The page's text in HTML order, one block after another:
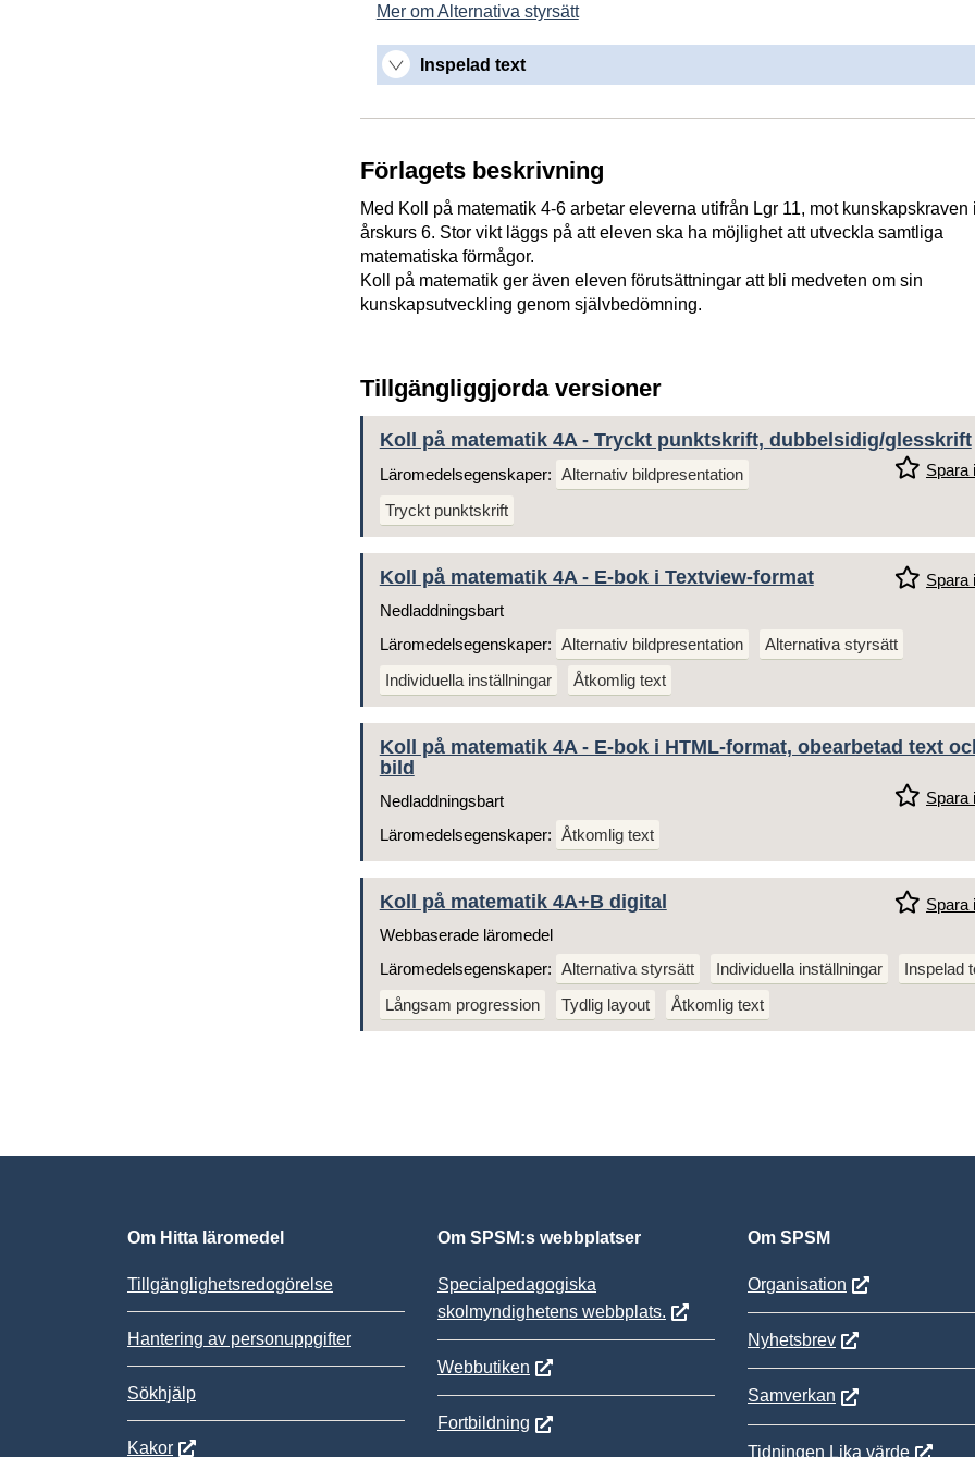
Mer om Alternativa styrsätt
Inspelad text
Förlagets beskrivning
Med Koll på matematik 4-6 arbetar eleverna utifrån Lgr 11, mot kunskapskraven i
årskurs 6. Stor vikt läggs på att eleven ska ha möjlighet att utveckla samtliga
matematiska förmågor.
Koll på matematik ger även eleven förutsättningar att bli medveten om sin
kunskapsutveckling genom självbedömning.
Tillgängliggjorda versioner
Koll på matematik 4A - Tryckt punktskrift, dubbelsidig/glesskrift
Spara
Läromedelsegenskaper: Alternativ bildpresentation
Tryckt punktskrift
Koll på matematik 4A - E-bok i Textview-format
Spara
Nedladdningsbart
Läromedelsegenskaper: Alternativ bildpresentation
Alternativa styrsätt
Individuella inställningar
Åtkomlig text
Koll på matematik 4A - E-bok i HTML-format, obearbetad text
bild
Spara
Nedladdningsbart
Läromedelsegenskaper: Åtkomlig text
Koll på matematik 4A+B digital
Spara
Webbaserade läromedel
Läromedelsegenskaper: Alternativa styrsätt Individuella inställningar
Inspelad
Långsam progression
Tydlig layout Åtkomlig text
Om Hitta läromedel
Tillgänglighetsredogörelse
Hantering av personuppgifter
Sökhjälp
Kakor
Om SPSM:s webbplatser
Specialpedagogiska
skolmyndighetens webbplats.
Webbutiken
Fortbildning
Om SPSM
Organisation
Nyhetsbrev
Samverkan
Tidningen Lika värde